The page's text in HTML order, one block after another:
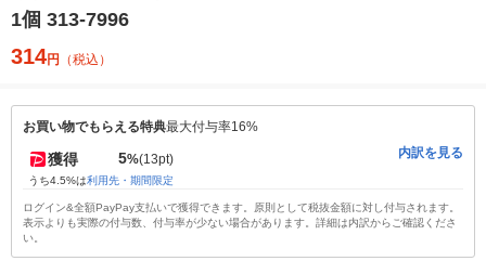
1個 313-7996
314円 （税込）
お買い物でもらえる特典最大付与率16%
獲得 5%(13pt)
うち4.5%は利用先・期間限定
内訳を見る
ログイン&全額PayPay支払いで獲得できます。原則として税抜金額に対し付与されます。
表示よりも実際の付与数、付与率が少ない場合があります。詳細は内訳からご確認くださ
い。